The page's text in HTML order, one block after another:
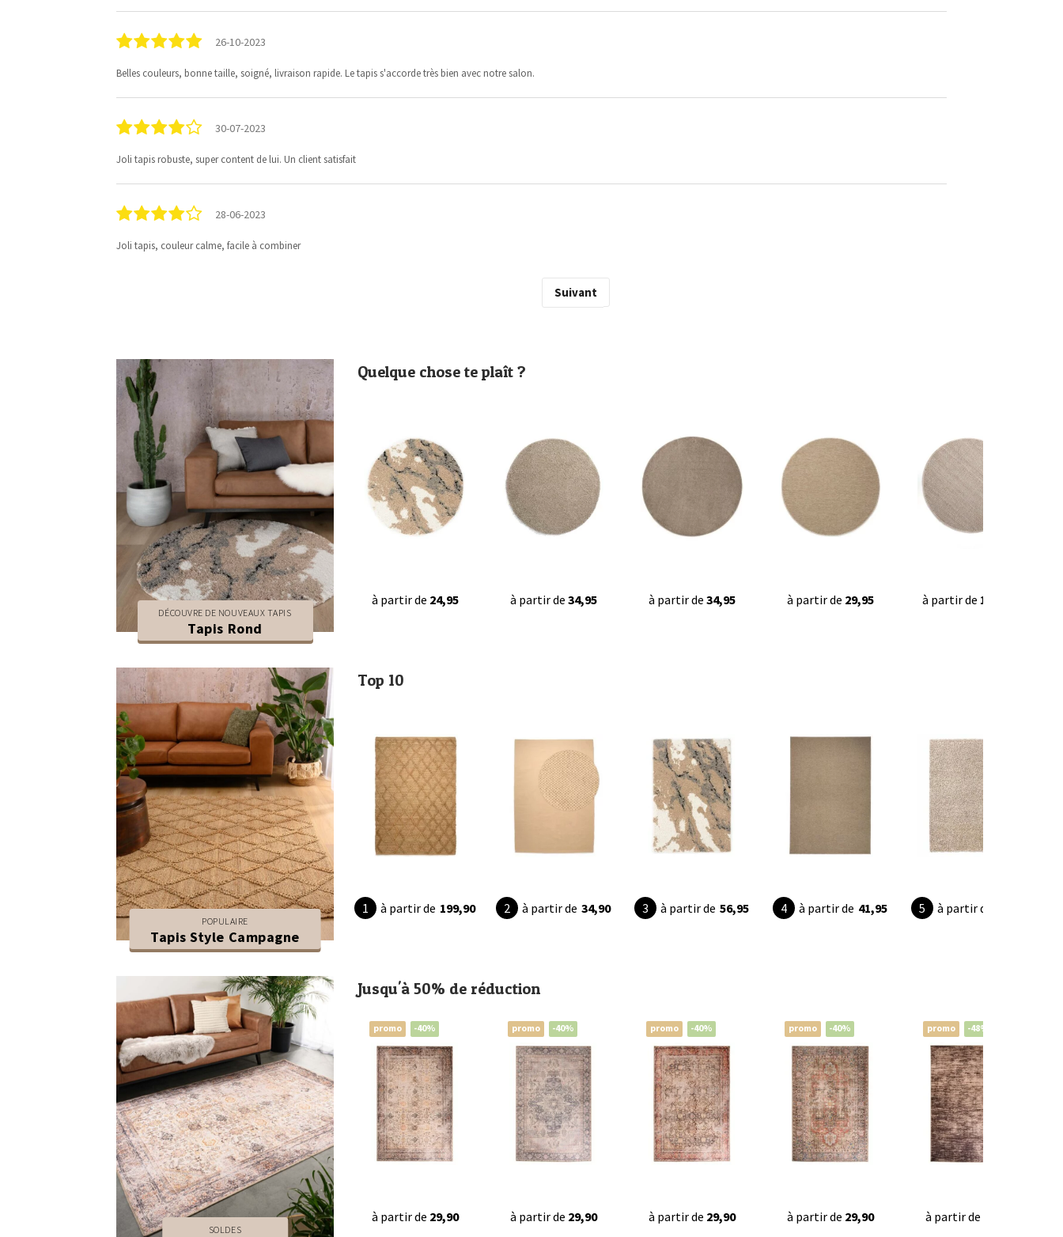
26-10-2023
Belles couleurs, bonne taille, soigné, livraison rapide. Le tapis s'accorde très bien avec notre salon.
30-07-2023
Joli tapis robuste, super content de lui. Un client satisfait
28-06-2023
Joli tapis, couleur calme, facile à combiner
Suivant
DÉCOUVRE DE NOUVEAUX TAPIS
Tapis Rond
Quelque chose te plaît ?
à partir de 24,95 à partir de 34,95 à partir de 34,95 à partir de 29,95 à partir de 129,90
POPULAIRE
Tapis Style Campagne
Top 10
à partir de 199,90 à partir de 34,90 à partir de 56,95 à partir de 41,95 à partir de
SOLDES
Jusqu'à 50% de réduction
promo -40%
à partir de 29,90
promo -40%
à partir de 29,90
promo -40%
à partir de 29,90
promo -40%
à partir de 29,90
promo -48%
à partir de